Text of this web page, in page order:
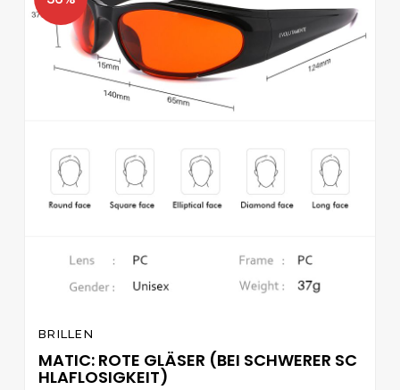
Zur
Wunschliste
hinzufügen
BRILLEN
MATIC: ROTE GLÄSER (BEI SCHWERER SC
HLAFLOSIGKEIT)